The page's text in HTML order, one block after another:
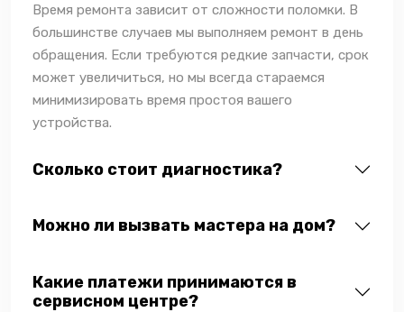
Время ремонта зависит от сложности поломки. В
большинстве случаев мы выполняем ремонт в день
обращения. Если требуются редкие запчасти, срок
может увеличиться, но мы всегда стараемся
минимизировать время простоя вашего
устройства.
Сколько стоит диагностика?
Можно ли вызвать мастера на дом?
Какие платежи принимаются в
сервисном центре?